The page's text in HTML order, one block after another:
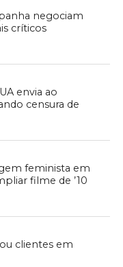
negociam
críticos
envia ao
censura de
feminista em
filme de ’10
clientes em